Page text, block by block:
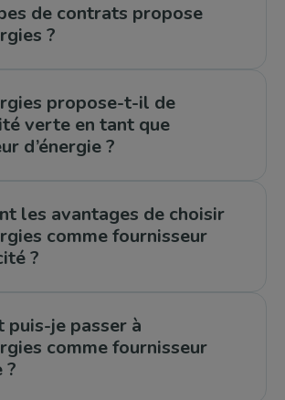
de contrats propose
?
propose-t-il de
verte en tant que
d’énergie ?
les avantages de choisir
comme fournisseur
?
puis-je passer à
comme fournisseur
?